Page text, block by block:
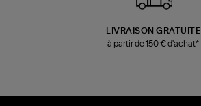
LIVRAISON GRATUITE
à partir de 150 € d'achat*